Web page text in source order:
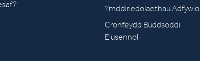
Ymddiriedolaethau Adfywio
Cronfeydd Buddsoddi
Elusennol